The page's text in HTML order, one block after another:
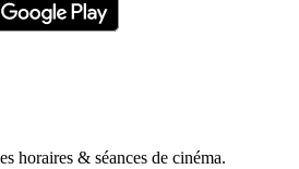
horaires & séances de cinéma.